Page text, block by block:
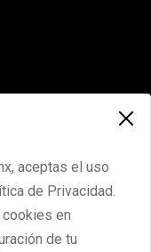
Pinos Campestre
aceptas el uso
de Privacidad.
en
de tu